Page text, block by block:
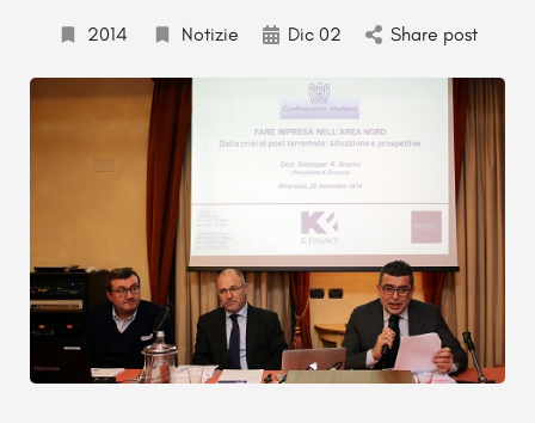
2014 Notizie Dic 02 Share post